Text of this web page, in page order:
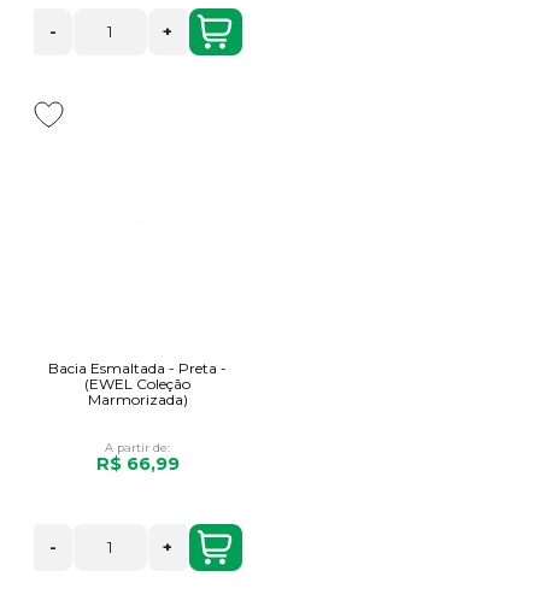
- +
Bacia Esmaltada - Preta -
(EWEL Coleção
Marmorizada)
A partir de:
R$ 66,99
- +